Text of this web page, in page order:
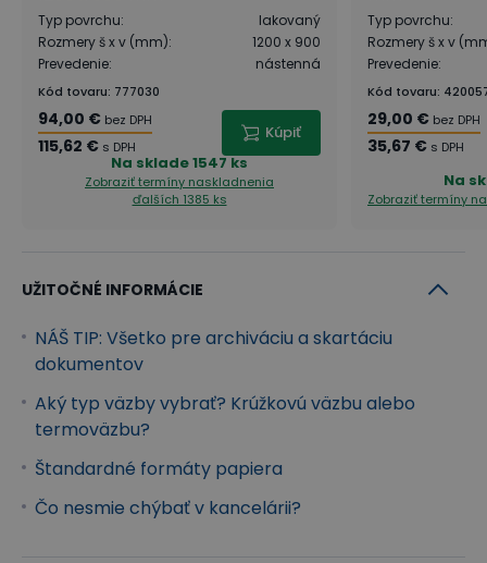
Typ povrchu:
lakovaný
Rozmery š x v (mm):
1200 x 900
Prevedenie: nástenná
Kód tovaru: 777030
94,00 € bez DPH
115,62 € s DPH
Kúpiť
Na sklade1547 ks
Zobraziť termíny naskladnenia
ďalších 1385 ks
Typ povrchu:
Rozmery š x v
Prevedenie:
Kód tovaru:
29,00 € bez DPH
35,67 € s DPH
Na
Zobraziť termíny
UŽITOČNÉ INFORMÁCIE
NÁŠ TIP: Všetko pre archiváciu a skartáciu
dokumentov
Aký typ väzby vybrať? Krúžkovú väzbu alebo
termoväzbu?
Štandardné formáty papiera
Čo nesmie chýbať v kancelárii?